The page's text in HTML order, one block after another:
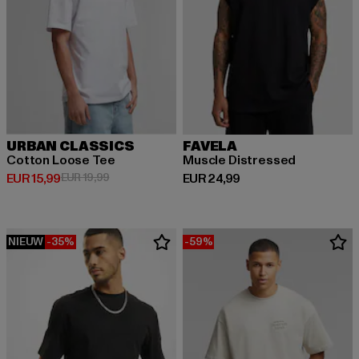
URBAN CLASSICS
Cotton Loose Tee
EUR 15,99
Huidige prijs: EUR 15,99
EUR 19,99Actieprijs: EUR 19,99
FAVELA
Muscle Distressed
EUR 24,99
Huidige prijs: EUR 24,99
NIEUW -35% -59%